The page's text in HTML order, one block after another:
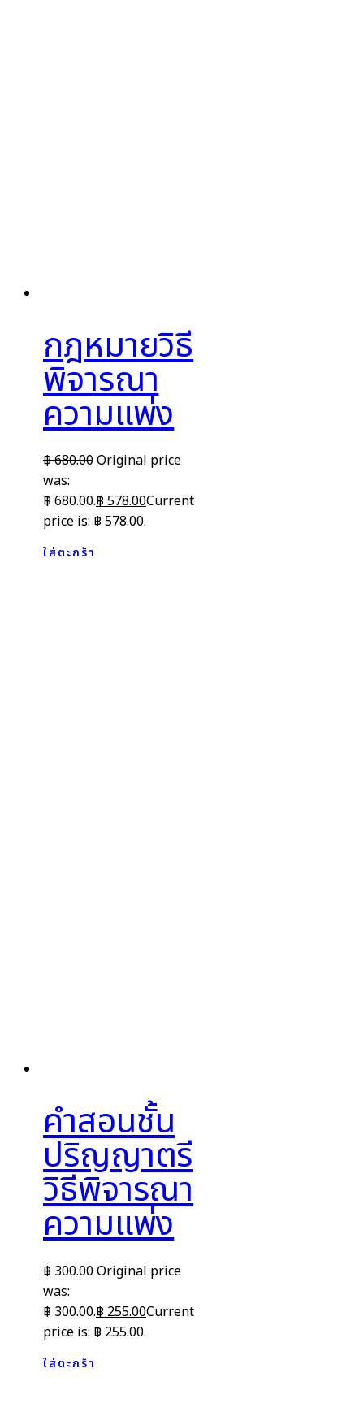
กฎหมายวิธี
พิจารณา
ความแพ่ง
฿680.00Original price
was:
฿ 680.00.฿578.00Current
price is: ฿ 578.00.
ใส่ตะกร้า
คำสอนชั้น
ปริญญาตรี
วิธีพิจารณา
ความแพ่ง
฿300.00Original price
was:
฿ 300.00.฿255.00Current
price is: ฿ 255.00.
ใส่ตะกร้า